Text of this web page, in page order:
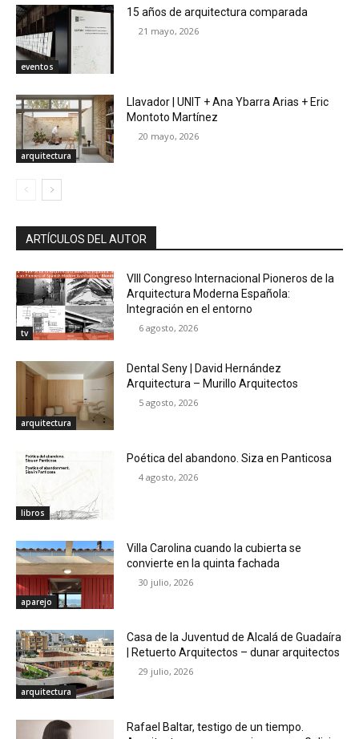
eventos
15 años de arquitectura comparada
21 mayo, 2026
arquitectura
Llavador | UNIT + Ana Ybarra Arias + Eric
Montoto Martínez
20 mayo, 2026
ARTÍCULOS DEL AUTOR
tv
VIII Congreso Internacional Pioneros de la
Arquitectura Moderna Española:
Integración en el entorno
6 agosto, 2026
arquitectura
Dental Seny | David Hernández
Arquitectura – Murillo Arquitectos
5 agosto, 2026
libros
Poética del abandono. Siza en Panticosa
4 agosto, 2026
aparejo
Villa Carolina cuando la cubierta se
convierte en la quinta fachada
30 julio, 2026
arquitectura
Casa de la Juventud de Alcalá de Guadaíra
| Retuerto Arquitectos – dunar arquitectos
29 julio, 2026
Rafael Baltar, testigo de un tiempo.